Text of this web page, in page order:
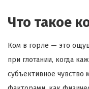
Что такое
Ком в горле — это
при глотании, когда
субъективное